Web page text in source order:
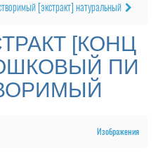
[экстракт] натуральный
[КОНЦ
ПИ
Изображения